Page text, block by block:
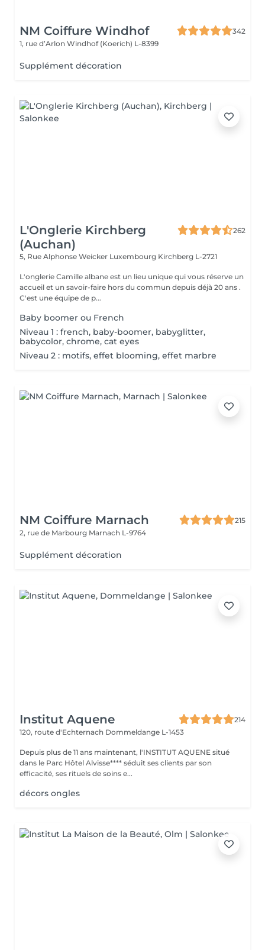
NM Coiffure Windhof
342
1, rue d’Arlon Windhof (Koerich) L-8399
Supplément décoration
L'Onglerie Kirchberg
(Auchan)
262
5, Rue Alphonse Weicker Luxembourg Kirchberg L-2721
L'onglerie Camille albane est un lieu unique qui vous réserve un
accueil et un savoir-faire hors du commun depuis déjà 20 ans .
C'est une équipe de p...
Baby boomer ou French
Niveau 1 : french, baby-boomer, babyglitter,
babycolor, chrome, cat eyes
Niveau 2 : motifs, effet blooming, effet marbre
NM Coiffure Marnach
215
2, rue de Marbourg Marnach L-9764
Supplément décoration
Institut Aquene
214
120, route d'Echternach Dommeldange L-1453
Depuis plus de 11 ans maintenant, l'INSTITUT AQUENE situé
dans le Parc Hôtel Alvisse**** séduit ses clients par son
efficacité, ses rituels de soins e...
décors ongles